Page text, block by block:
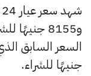
جنيهًا للشراء.